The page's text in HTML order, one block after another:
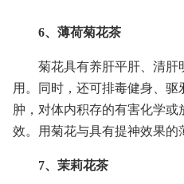
6、薄荷菊花茶
菊花具有养肝平肝、清肝
用。同时，还可排毒健身、
肿，对体内积存的有害化学
效。用菊花与具有提神效果的
7、茉莉花茶